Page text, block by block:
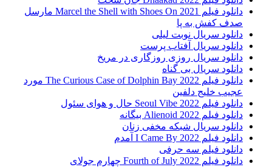
دانلود فیلم Marcel the Shell with Shoes On 2021 مارسل
صدف کفش به پا
دانلود سریال نوبت لیلی
دانلود سریال آفتاب پرست
دانلود سریال روزی روزگاری در مریخ
دانلود سریال بی گناه
دانلود فیلم The Curious Case of Dolphin Bay 2022 مورد
عجیب خلیج دلفین
دانلود فیلم Seoul Vibe 2022 حال و هوای سئول
دانلود فیلم Alienoid 2022 بیگانه
دانلود سریال شبکه مخفی زنان
دانلود فیلم I Came By 2022 آمدم
دانلود فیلم سه حرفی
دانلود فیلم Fourth of July 2022 چهارم جولای